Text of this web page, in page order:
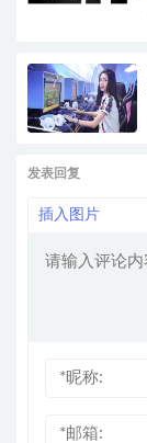
发表回复
插入图片